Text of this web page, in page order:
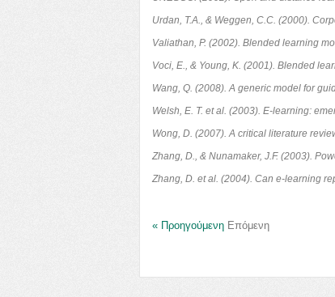
Urdan, T.A., & Weggen, C.C. (2000).
Valiathan, P. (2002). Blended learning
Voci, E., & Young, K. (2001). Blended
Wang, Q. (2008). A generic model for
Welsh, E. T. et al. (2003). E-learning:
Wong, D. (2007). A critical literature
Zhang, D., & Nunamaker, J.F. (2003).
Zhang, D. et al. (2004). Can e-learning
« Προηγούμενη Επόμενη